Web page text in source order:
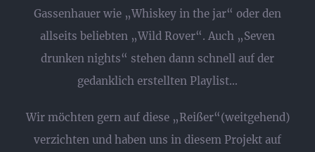
Gassenhauer wie „Whiskey in the jar“ oder den
allseits beliebten „Wild Rover“. Auch „Seven
drunken nights“ stehen dann schnell auf der
gedanklich erstellten Playlist…
Wir möchten gern auf diese „Reißer“(weitgehend)
verzichten und haben uns in diesem Projekt auf